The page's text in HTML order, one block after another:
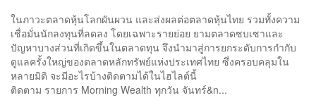
ในภาวะตลาดหุ้นโลกผันผวน และส่งผลต่อตลาดหุ้นไทย รวมทั้งความ
เชื่อมั่นนักลงทุนที่ลดลง โดยเฉพาะรายย่อย ยามตลาดซบเซาและ
ปัญหาบางส่วนที่เกิดขึ้นในตลาดทุน จึงนำมาสู่การยกระดับการกำกับ
ดูแลครั้งใหญ่ของตลาดหลักทรัพย์แห่งประเทศไทย ซึ่งครอบคลุมใน
หลายมิติ จะมีอะไรบ้างติดตามได้ในไฮไลต์นี้
ติดตาม รายการ Morning Wealth ทุกวัน จันทร์&n...